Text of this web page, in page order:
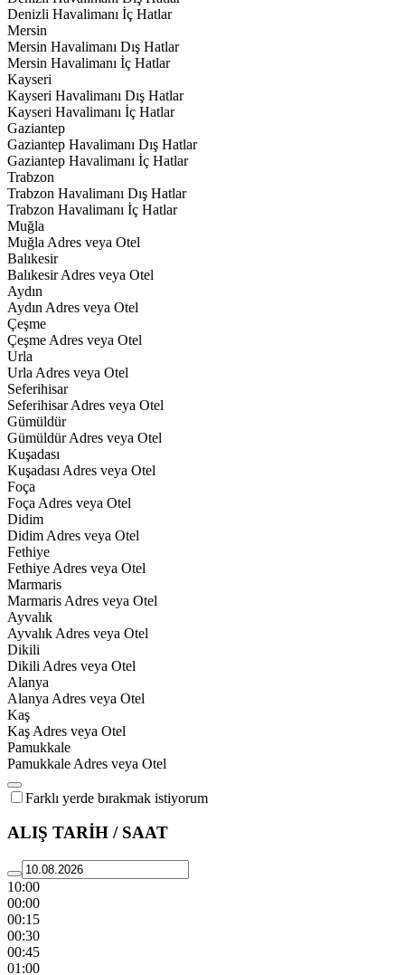
Denizli Havalimanı İç Hatlar
Mersin
Mersin Havalimanı Dış Hatlar
Mersin Havalimanı İç Hatlar
Kayseri
Kayseri Havalimanı Dış Hatlar
Kayseri Havalimanı İç Hatlar
Gaziantep
Gaziantep Havalimanı Dış Hatlar
Gaziantep Havalimanı İç Hatlar
Trabzon
Trabzon Havalimanı Dış Hatlar
Trabzon Havalimanı İç Hatlar
Muğla
Muğla Adres veya Otel
Balıkesir
Balıkesir Adres veya Otel
Aydın
Aydın Adres veya Otel
Çeşme
Çeşme Adres veya Otel
Urla
Urla Adres veya Otel
Seferihisar
Seferihisar Adres veya Otel
Gümüldür
Gümüldür Adres veya Otel
Kuşadası
Kuşadası Adres veya Otel
Foça
Foça Adres veya Otel
Didim
Didim Adres veya Otel
Fethiye
Fethiye Adres veya Otel
Marmaris
Marmaris Adres veya Otel
Ayvalık
Ayvalık Adres veya Otel
Dikili
Dikili Adres veya Otel
Alanya
Alanya Adres veya Otel
Kaş
Kaş Adres veya Otel
Pamukkale
Pamukkale Adres veya Otel
Farklı yerde bırakmak istiyorum
ALIŞ TARİH / SAAT
10:00
00:00
00:15
00:30
00:45
01:00